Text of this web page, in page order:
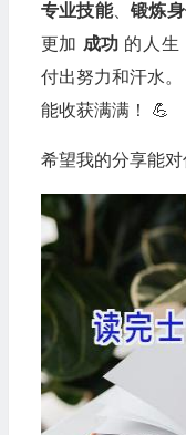
专业技能、锻炼
更加 成功 的人生
付出努力和汗水
能收获满满！ 💪
希望我的分享能